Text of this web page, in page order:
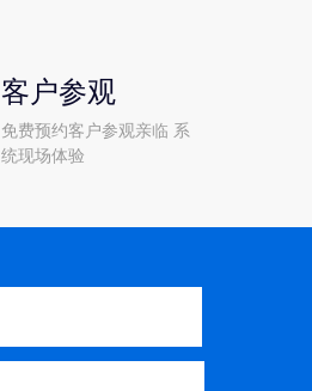
客户参观
免费预约客户参观亲临 系
统现场体验